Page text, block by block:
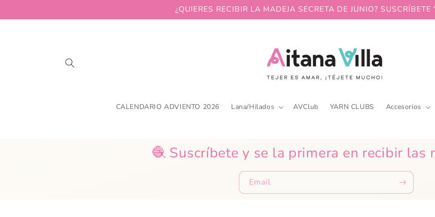
¿QUIERES RECIBIR LA MADEJA SECRETA DE JUNIO? SUSCRÍBETE
CALENDARIO ADVIENTO 2026 Lana/Hilados AVClub YARN CLUBS Accesorios
🧶 Suscríbete y se la primera en recibir las
Email